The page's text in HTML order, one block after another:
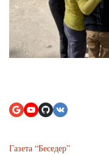
Газета “Беседер”